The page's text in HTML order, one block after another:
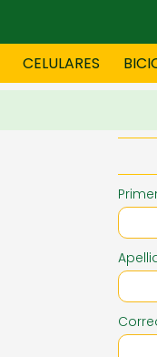
CELULARES